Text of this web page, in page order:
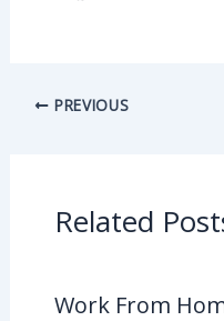
PREVIOUS
Related
Work From